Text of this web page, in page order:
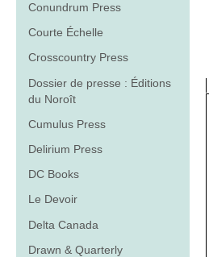
Conundrum Press
Courte Échelle
Crosscountry Press
Dossier de presse : Éditions
du Noroît
Cumulus Press
Delirium Press
DC Books
Le Devoir
Delta Canada
Drawn & Quarterly